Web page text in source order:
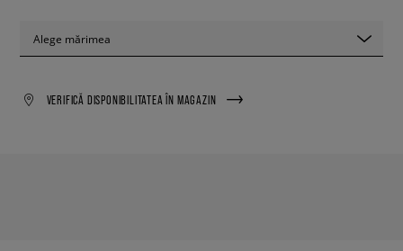
Alege mărimea
VERIFICĂ DISPONIBILITATEA ÎN MAGAZIN